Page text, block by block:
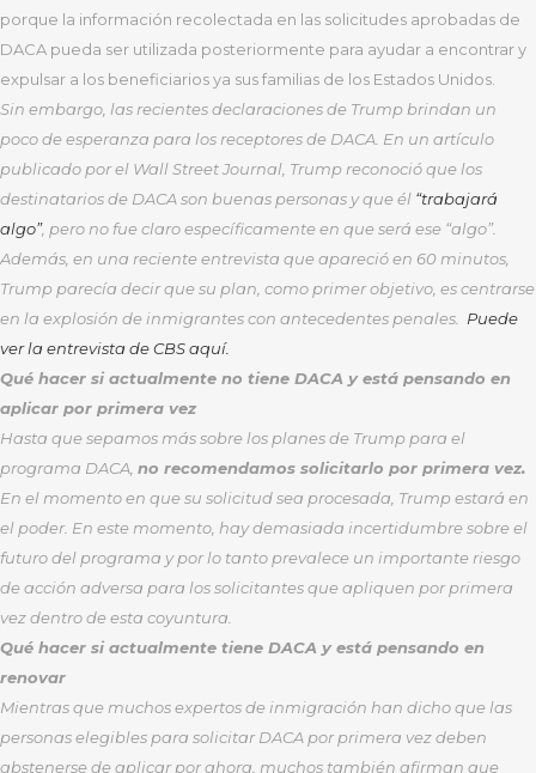
porque la información recolectada en las solicitudes aprobadas de
DACA pueda ser utilizada posteriormente para ayudar a encontrar y
expulsar a los beneficiarios ya sus familias de los Estados Unidos.
Sin embargo, las recientes declaraciones de Trump brindan un
poco de esperanza para los receptores de DACA. En un artículo
publicado por el Wall Street Journal, Trump reconoció que los
destinatarios de DACA son buenas personas y que él “trabajará
algo”, pero no fue claro específicamente en que será ese “algo”.
Además, en una reciente entrevista que apareció en 60 minutos,
Trump parecía decir que su plan, como primer objetivo, es centrarse
en la explosión de inmigrantes con antecedentes penales.
Puede
ver la entrevista de CBS aquí.
Qué hacer si actualmente no tiene DACA y está pensando en
aplicar por primera vez
Hasta que sepamos más sobre los planes de Trump para el
programa DACA, no recomendamos solicitarlo por primera vez.
En el momento en que su solicitud sea procesada, Trump estará en
el poder. En este momento, hay demasiada incertidumbre sobre el
futuro del programa y por lo tanto prevalece un importante riesgo
de acción adversa para los solicitantes que apliquen por primera
vez dentro de esta coyuntura.
Qué hacer si actualmente tiene DACA y está pensando en
renovar
Mientras que muchos expertos de inmigración han dicho que las
personas elegibles para solicitar DACA por primera vez deben
abstenerse de aplicar por ahora, muchos también afirman que